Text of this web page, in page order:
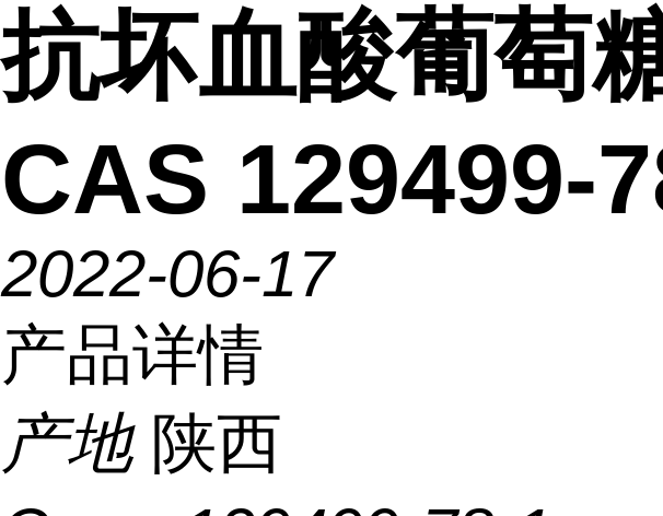
抗坏血酸葡萄
CAS 129499-
2022-06-17
产品详情
产地 陕西